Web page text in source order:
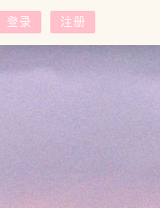
登录 注册